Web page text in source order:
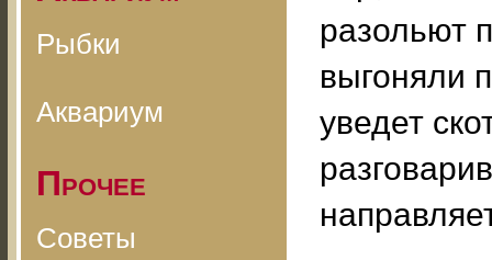
Рыбки
Аквариум
Прочее
Советы
разольют
выгоняли
уведет